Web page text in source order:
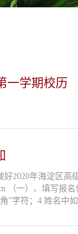
一学期校历
2020年海淀区
的
”字符；4.姓名中